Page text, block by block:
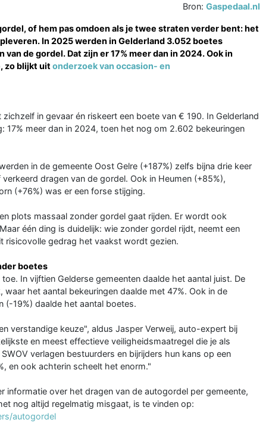
Bron:Gaspedaal.nl
of hem pas omdoen als je twee straten verder bent: het
In 2025 werden in Gelderland 3.052 boetes
de gordel. Dat zijn er 17% meer dan in 2024. Ook in
zo blijkt uit onderzoek van occasion- en
in gevaar én riskeert een boete van € 190. In Gelderland
17% meer dan in 2024, toen het nog om 2.602 bekeuringen
in de gemeente Oost Gelre (+187%) zelfs bijna drie keer
dragen van de gordel. Ook in Heumen (+85%),
(+76%) was er een forse stijging.
plots massaal zonder gordel gaat rijden. Er wordt ook
één ding is duidelijk: wie zonder gordel rijdt, neemt een
risicovolle gedrag het vaakst wordt gezien.
boetes
In vijftien Gelderse gemeenten daalde het aantal juist. De
het aantal bekeuringen daalde met 47%. Ook in de
(-19%) daalde het aantal boetes.
verstandige keuze", aldus Jasper Verweij, auto-expert bij
en meest effectieve veiligheidsmaatregel die je als
verlagen bestuurders en bijrijders hun kans op een
en ook achterin scheelt het enorm."
informatie over het dragen van de autogordel per gemeente,
nog altijd regelmatig misgaat, is te vinden op:
autogordel